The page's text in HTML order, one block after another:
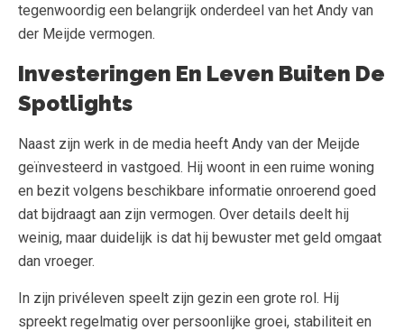
tegenwoordig een belangrijk onderdeel van het Andy van
der Meijde vermogen.
Investeringen En Leven Buiten De
Spotlights
Naast zijn werk in de media heeft Andy van der Meijde
geïnvesteerd in vastgoed. Hij woont in een ruime woning
en bezit volgens beschikbare informatie onroerend goed
dat bijdraagt aan zijn vermogen. Over details deelt hij
weinig, maar duidelijk is dat hij bewuster met geld omgaat
dan vroeger.
In zijn privéleven speelt zijn gezin een grote rol. Hij
spreekt regelmatig over persoonlijke groei, stabiliteit en